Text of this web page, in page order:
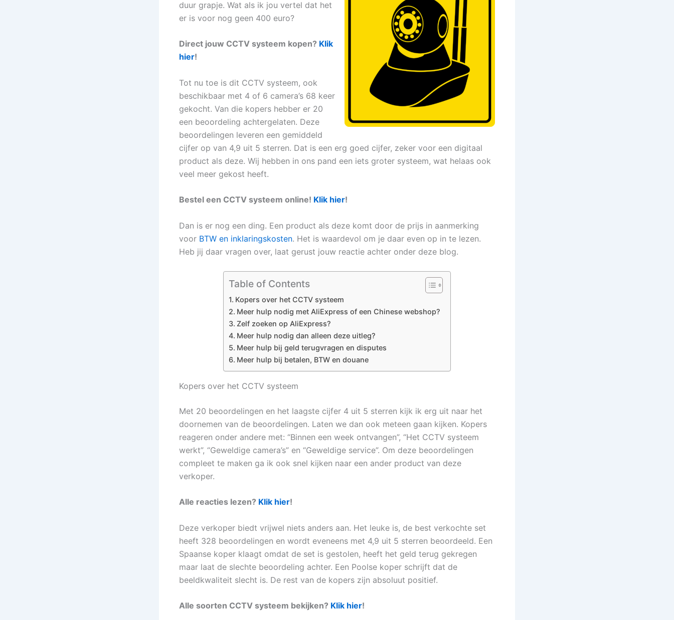
duur grapje. Wat als ik jou vertel dat het
er is voor nog geen 400 euro?
Direct jouw CCTV systeem kopen? Klik
hier!
Tot nu toe is dit CCTV systeem, ook
beschikbaar met 4 of 6 camera’s 68 keer
gekocht. Van die kopers hebber er 20
een beoordeling achtergelaten. Deze
beoordelingen leveren een gemiddeld
cijfer op van 4,9 uit 5 sterren. Dat is een erg goed cijfer, zeker voor een digitaal
product als deze. Wij hebben in ons pand een iets groter systeem, wat helaas ook
veel meer gekost heeft.
Bestel een CCTV systeem online! Klik hier!
Dan is er nog een ding. Een product als deze komt door de prijs in aanmerking
voor BTW en inklaringskosten. Het is waardevol om je daar even op in te lezen.
Heb jij daar vragen over, laat gerust jouw reactie achter onder deze blog.
Table of Contents
Kopers over het CCTV systeem
Meer hulp nodig met AliExpress of een Chinese webshop?
Zelf zoeken op AliExpress?
Meer hulp nodig dan alleen deze uitleg?
Meer hulp bij geld terugvragen en disputes
Meer hulp bij betalen, BTW en douane
Kopers over het CCTV systeem
Met 20 beoordelingen en het laagste cijfer 4 uit 5 sterren kijk ik erg uit naar het
doornemen van de beoordelingen. Laten we dan ook meteen gaan kijken. Kopers
reageren onder andere met: “Binnen een week ontvangen”, “Het CCTV systeem
werkt”, “Geweldige camera’s” en “Geweldige service”. Om deze beoordelingen
compleet te maken ga ik ook snel kijken naar een ander product van deze
verkoper.
Alle reacties lezen? Klik hier!
Deze verkoper biedt vrijwel niets anders aan. Het leuke is, de best verkochte set
heeft 328 beoordelingen en wordt eveneens met 4,9 uit 5 sterren beoordeeld. Een
Spaanse koper klaagt omdat de set is gestolen, heeft het geld terug gekregen
maar laat de slechte beoordeling achter. Een Poolse koper schrijft dat de
beeldkwaliteit slecht is. De rest van de kopers zijn absoluut positief.
Alle soorten CCTV systeem bekijken? Klik hier!